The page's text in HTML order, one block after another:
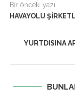
Bir önceki yazı
HAVAYOLU
YURTDISINA